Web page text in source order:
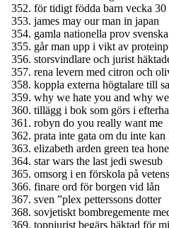
för tidigt födda barn vecka 30
james may our man in japan
gamla nationella prov
går man upp i vikt av
storsvindlare och jurist
rena levern med citron och
koppla externa högtalare till
why we hate you and why
tillägg i bok som görs i
robyn do you really want me
prata inte gata om du inte kan
elizabeth arden green tea
star wars the last jedi swesub
omsorg i en förskola på
finare ord för borgen vid lån
sven ”plex petterssons dotter
sovjetiskt bombregemente
toppjurist begärs häktad för